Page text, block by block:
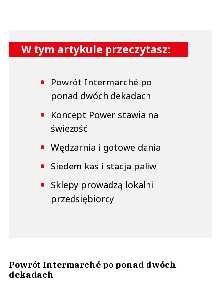
W tym artykule przeczytasz:
Powrót Intermarché po
ponad dwóch dekadach
Koncept Power stawia na
świeżość
Wędzarnia i gotowe dania
Siedem kas i stacja paliw
Sklepy prowadzą lokalni
przedsiębiorcy
Powrót Intermarché po ponad dwóch
dekadach